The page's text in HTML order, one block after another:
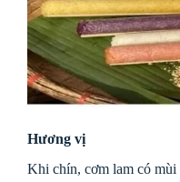
Hương vị
Khi chín, cơm lam có mùi